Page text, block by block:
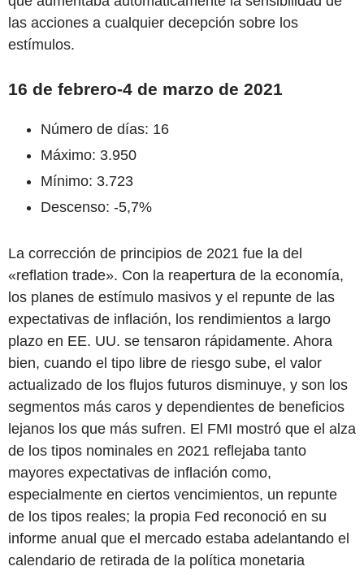
las acciones a cualquier decepción sobre los
estímulos.
16 de febrero-4 de marzo de 2021
Número de días: 16
Máximo: 3.950
Mínimo: 3.723
Descenso: -5,7%
La corrección de principios de 2021 fue la del
«reflation trade». Con la reapertura de la economía,
los planes de estímulo masivos y el repunte de las
expectativas de inflación, los rendimientos a largo
plazo en EE. UU. se tensaron rápidamente. Ahora
bien, cuando el tipo libre de riesgo sube, el valor
actualizado de los flujos futuros disminuye, y son los
segmentos más caros y dependientes de beneficios
lejanos los que más sufren. El FMI mostró que el alza
de los tipos nominales en 2021 reflejaba tanto
mayores expectativas de inflación como,
especialmente en ciertos vencimientos, un repunte
de los tipos reales; la propia Fed reconoció en su
informe anual que el mercado estaba adelantando el
calendario de retirada de la política monetaria